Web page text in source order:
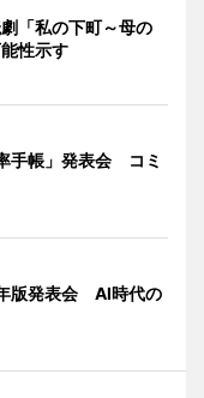
「私の下町～母の
性示す
手帳」発表会 コミ
版発表会 AI時代の